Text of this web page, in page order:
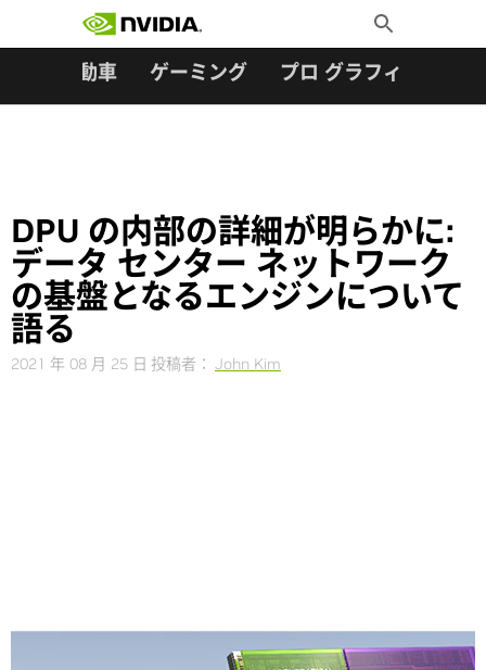
Toggle
Search
自動車 ゲーミング プロ グラフィックス
DPU の内部の詳細が明らかに:
データ センター ネットワーク
の基盤となるエンジンについて
語る
2021 年 08 月 25 日 投稿者： John Kim